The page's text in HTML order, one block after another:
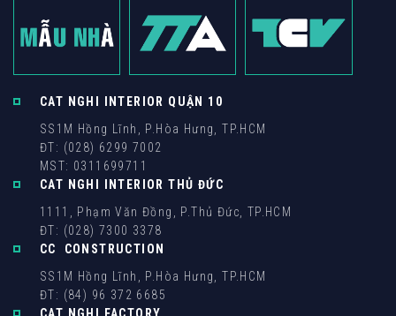
CAT NGHI INTERIOR QUẬN 10
SS1M Hồng Lĩnh, P.Hòa Hưng, TP.HCM
ĐT: (028) 6299 7002
MST: 0311699711
CAT NGHI INTERIOR THỦ ĐỨC
1111, Phạm Văn Đồng, P.Thủ Đức, TP.HCM
ĐT: (028) 7300 3378
CC CONSTRUCTION
SS1M Hồng Lĩnh, P.Hòa Hưng, TP.HCM
ĐT: (84) 96 372 6685